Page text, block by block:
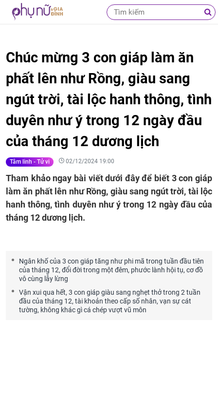
Chúc mừng 3 con giáp làm ăn
phất lên như Rồng, giàu sang
ngút trời, tài lộc hanh thông, tình
duyên như ý trong 12 ngày đầu
của tháng 12 dương lịch
Tâm linh - Tử vi 02/12/2024 19:00
Tham khảo ngay bài viết dưới đây để biết 3 con giáp
làm ăn phất lên như Rồng, giàu sang ngút trời, tài lộc
hanh thông, tình duyên như ý trong 12 ngày đầu của
tháng 12 dương lịch.
Ngân khố của 3 con giáp tăng như phi mã trong tuần đầu tiên
của tháng 12, đổi đời trong một đêm, phước lành hội tụ, cơ đồ
vô cùng lẫy lừng
Vận xui qua hết, 3 con giáp giàu sang nghẹt thở trong 2 tuần
đầu của tháng 12, tài khoản theo cấp số nhân, vạn sự cát
tường, không khác gì cá chép vượt vũ môn